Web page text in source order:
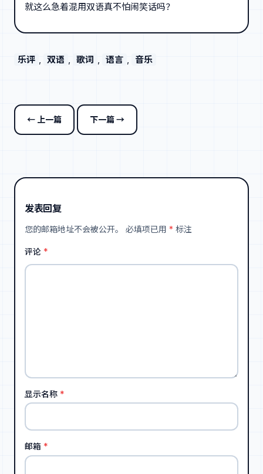
就这么急着混用双语真不怕闹笑话吗？
乐评 , 双语 , 歌词 , 语言 , 音乐
← 上一篇 下一篇 →
发表回复
您的邮箱地址不会被公开。 必填项已用 * 标注
评论 *
显示名称 *
邮箱 *